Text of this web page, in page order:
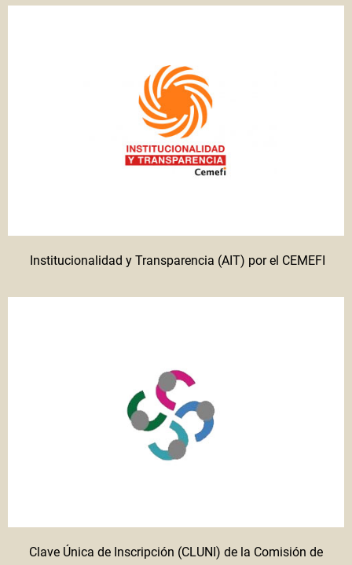
Institucionalidad y Transparencia (AIT) por el CEMEFI
Clave Única de Inscripción (CLUNI) de la Comisión de